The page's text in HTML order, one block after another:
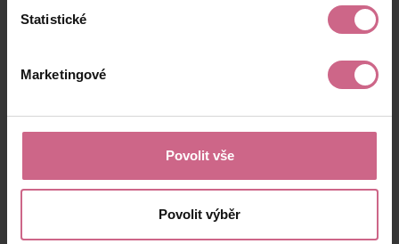
Statistické
Marketingové
Povolit vše
Povolit výběr